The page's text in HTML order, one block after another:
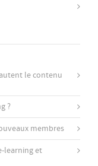
le contenu
?
membres
learning et